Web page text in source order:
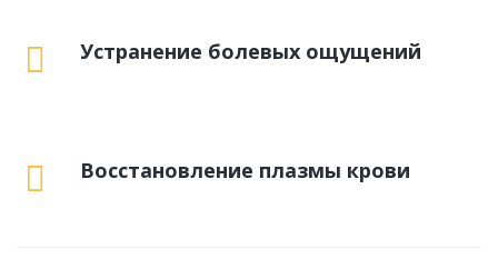
Устранение болевых ощущений
Восстановление плазмы крови